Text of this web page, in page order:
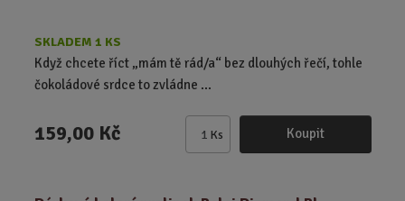
SKLADEM 1 KS
Když chcete říct „mám tě rád/a“ bez dlouhých řečí, tohle
čokoládové srdce to zvládne ...
159,00 Kč
Z
Ks Koupit